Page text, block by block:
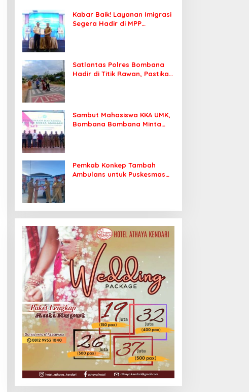
Kabar Baik! Layanan Imigrasi
Segera Hadir di MPP
Satlantas Polres Bombana
Hadir di Titik Rawan, Pastikan
Sambut Mahasiswa KKA UMK,
Bombana Bombana Minta
Pemkab Konkep Tambah
Ambulans untuk Puskesmas